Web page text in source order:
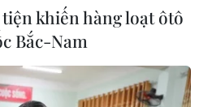
khiến hàng loạt ôtô
Bắc-Nam